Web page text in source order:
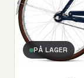
PÅ LAGER